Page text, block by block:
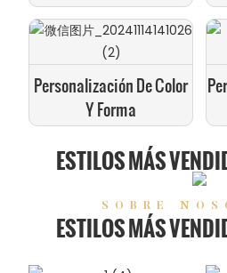
Personalización De Color
Y Forma
ESTILOS MÁS
SOBRE
ESTILOS MÁS